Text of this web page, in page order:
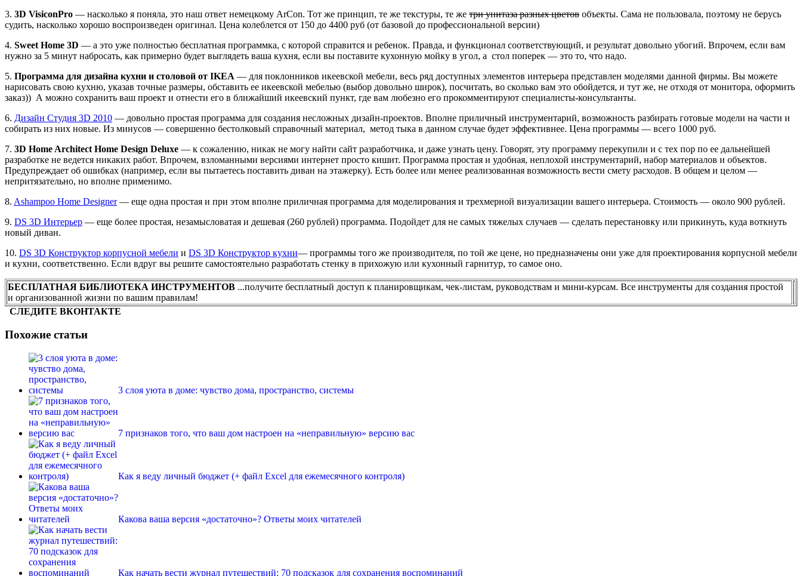
3. 3D VisiconPro — насколько я поняла, это наш ответ немецкому ArCon. Тот же принцип, те же текстуры, те же три унитаза разных цветов объекты. Сама не пользовала, поэтому не берусь
судить, насколько хорошо воспроизведен оригинал. Цена колеблется от 150 до 4400 руб (от базовой до профессиональной версии)
4. Sweet Home 3D — а это уже полностью бесплатная программка, с которой справится и ребенок. Правда, и функционал соответствующий, и результат довольно убогий. Впрочем, если вам
нужно за 5 минут набросать, как примерно будет выглядеть ваша кухня, если вы поставите кухонную мойку в угол, а стол поперек — это то, что надо.
5. Программа для дизайна кухни и столовой от IKEA — для поклонников икеевской мебели, весь ряд доступных элементов интерьера представлен моделями данной фирмы. Вы можете
нарисовать свою кухню, указав точные размеры, обставить ее икеевской мебелью (выбор довольно широк), посчитать, во сколько вам это обойдется, и тут же, не отходя от монитора, оформить
заказ)) А можно сохранить ваш проект и отнести его в ближайший икеевский пункт, где вам любезно его прокомментируют специалисты-консультанты.
6. Дизайн Студия 3D 2010 — довольно простая программа для создания несложных дизайн-проектов. Вполне приличный инструментарий, возможность разбирать готовые модели на части и
собирать из них новые. Из минусов — совершенно бестолковый справочный материал, метод тыка в данном случае будет эффективнее. Цена программы — всего 1000 руб.
7. 3D Home Architect Home Design Deluxe — к сожалению, никак не могу найти сайт разработчика, и даже узнать цену. Говорят, эту программу перекупили и с тех пор по ее дальнейшей
разработке не ведется никаких работ. Впрочем, взломанными версиями интернет просто кишит. Программа простая и удобная, неплохой инструментарий, набор материалов и объектов.
Предупреждает об ошибках (например, если вы пытаетесь поставить диван на этажерку). Есть более или менее реализованная возможность вести смету расходов. В общем и целом —
непритязательно, но вполне применимо.
8. Ashampoo Home Designer— еще одна простая и при этом вполне приличная программа для моделирования и трехмерной визуализации вашего интерьера. Стоимость — около 900 рублей.
9. DS 3D Интерьер — еще более простая, незамысловатая и дешевая (260 рублей) программа. Подойдет для не самых тяжелых случаев — сделать перестановку или прикинуть, куда воткнуть
новый диван.
10. DS 3D Конструктор корпусной мебели и DS 3D Конструктор кухни— программы того же производителя, по той же цене, но предназначены они уже для проектирования корпусной мебели
и кухни, соответственно. Если вдруг вы решите самостоятельно разработать стенку в прихожую или кухонный гарнитур, то самое оно.
БЕСПЛАТНАЯ БИБЛИОТЕКА ИНСТРУМЕНТОВ ...получите бесплатный доступ к планировщикам, чек-листам, руководствам и мини-курсам. Все инструменты для создания простой
и организованной жизни по вашим правилам!
СЛЕДИТЕ ВКОНТАКТЕ
Похожие статьи
3 слоя уюта в доме: чувство дома, пространство, системы
7 признаков того, что ваш дом настроен на «неправильную» версию вас
Как я веду личный бюджет (+ файл Excel для ежемесячного контроля)
Какова ваша версия «достаточно»? Ответы моих читателей
Как начать вести журнал путешествий: 70 подсказок для сохранения воспоминаний